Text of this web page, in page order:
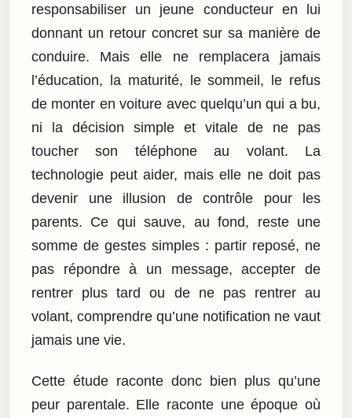
responsabiliser un jeune conducteur en lui
donnant un retour concret sur sa manière de
conduire. Mais elle ne remplacera jamais
l’éducation, la maturité, le sommeil, le refus
de monter en voiture avec quelqu’un qui a bu,
ni la décision simple et vitale de ne pas
toucher son téléphone au volant. La
technologie peut aider, mais elle ne doit pas
devenir une illusion de contrôle pour les
parents. Ce qui sauve, au fond, reste une
somme de gestes simples : partir reposé, ne
pas répondre à un message, accepter de
rentrer plus tard ou de ne pas rentrer au
volant, comprendre qu’une notification ne vaut
jamais une vie.
Cette étude raconte donc bien plus qu’une
peur parentale. Elle raconte une époque où